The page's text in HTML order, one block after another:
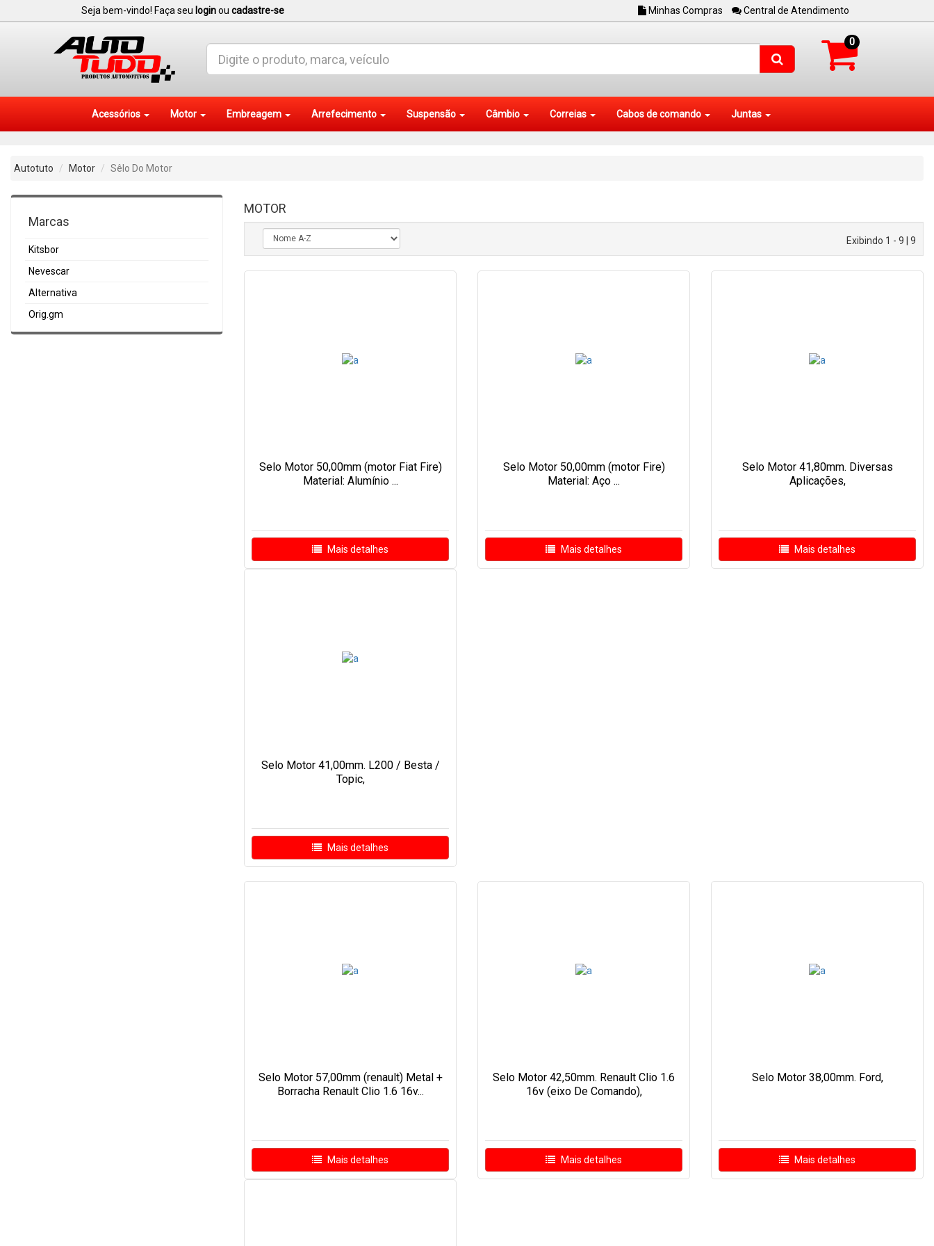
Seja bem-vindo! Faça seu loginou cadastre-se Minhas Compras Central de Atendimento
0
Acessórios Motor Embreagem Arrefecimento Suspensão Câmbio Correias Cabos de comando Juntas
Autotuto Motor Sêlo Do Motor
Marcas
Kitsbor
Nevescar
Alternativa
Orig.gm
MOTOR
Exibindo 1 - 9 | 9
Selo Motor 50,00mm (motor Fiat Fire)
Material: Alumínio ...
Mais detalhes
Selo Motor 50,00mm (motor Fire)
Material: Aço ...
Mais detalhes
Selo Motor 41,80mm. Diversas
Aplicações,
Mais detalhes
Selo Motor 41,00mm. L200 / Besta /
Topic,
Mais detalhes
Selo Motor 57,00mm (renault) Metal +
Borracha Renault Clio 1.6 16v...
Mais detalhes
Selo Motor 42,50mm. Renault Clio 1.6
16v (eixo De Comando),
Mais detalhes
Selo Motor 38,00mm. Ford,
Mais detalhes